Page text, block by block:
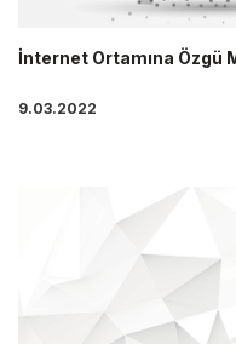
İnternet Ortamına Özgü
9.03.2022